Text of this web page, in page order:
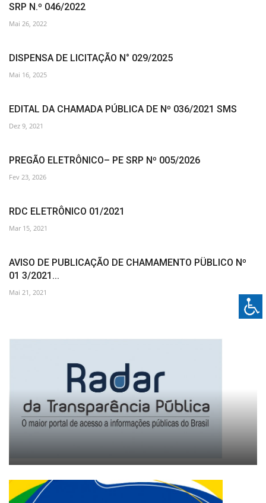
SRP N.º 046/2022
Mai 26, 2022
DISPENSA DE LICITAÇÃO N° 029/2025
Mai 16, 2025
EDITAL DA CHAMADA PÚBLICA DE Nº 036/2021 SMS
Dez 9, 2021
PREGÃO ELETRÔNICO– PE SRP Nº 005/2026
Fev 23, 2026
RDC ELETRÔNICO 01/2021
Mar 15, 2021
AVISO DE PUBLICAÇÃO DE CHAMAMENTO PÜBLICO Nº
01 3/2021...
Mai 21, 2021